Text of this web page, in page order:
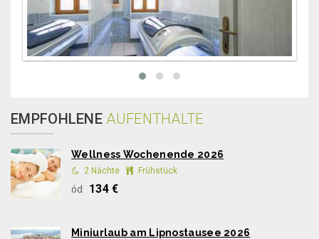
EMPFOHLENE AUFENTHALTE
Wellness Wochenende 2026
2 Nächte Frühstück
ód 134 €
Miniurlaub am Lipnostausee 2026